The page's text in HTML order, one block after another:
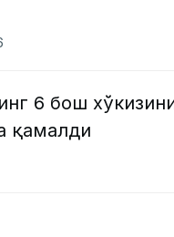
6 бош
қамалди